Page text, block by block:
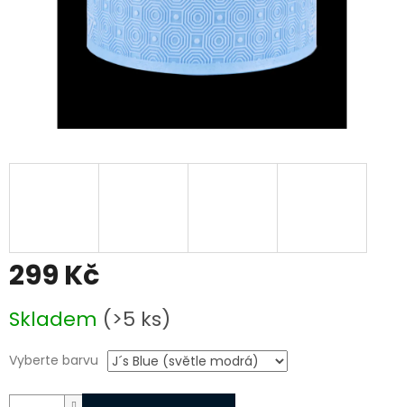
299 Kč
cena:
Skladem (>5 ks)
Vyberte barvu